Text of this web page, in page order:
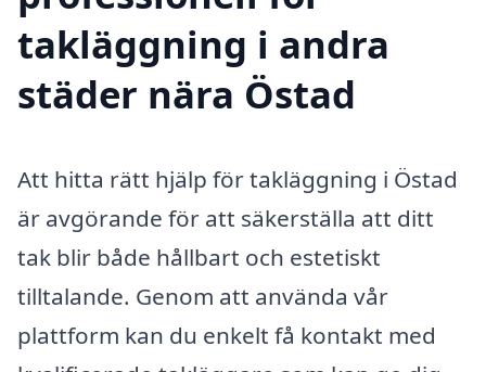
takläggning i andra
städer nära Östad
Att hitta rätt hjälp för takläggning i Östad
är avgörande för att säkerställa att ditt
tak blir både hållbart och estetiskt
tilltalande. Genom att använda vår
plattform kan du enkelt få kontakt med